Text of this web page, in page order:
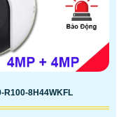
R100-8H44WKFL